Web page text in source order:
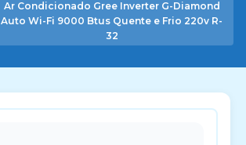
Ar Condicionado Gree Inverter G-Diamond
Auto Wi-Fi 9000 Btus Quente e Frio 220v R-
32